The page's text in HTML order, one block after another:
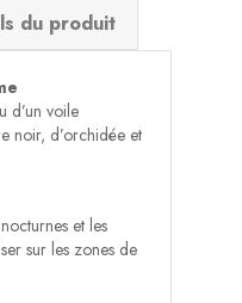
du produit
d’un voile
noir, d’orchidée et
et les
sur les zones de